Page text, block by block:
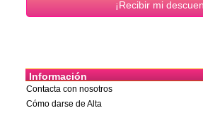
Información
Contacta con nosotros
Cómo darse de Alta